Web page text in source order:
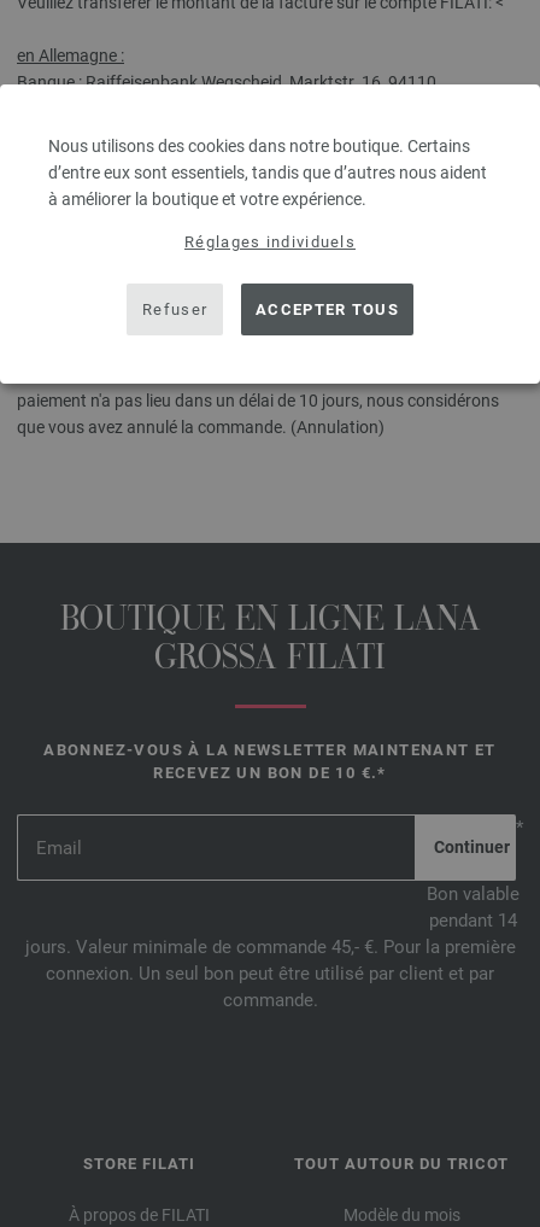
Nous utilisons des cookies dans notre boutique. Certains
d’entre eux sont essentiels, tandis que d’autres nous aident
à améliorer la boutique et votre expérience.
Réglages individuels
Refuser ACCEPTER TOUS
en Allemagne :
Banque : Raiffeisenbank Wegscheid, Marktstr. 16, 94110
IBAN : DE59 7406 4593 0000 0636 30
BIC: GENODEF1WSD
Banque : Raiffeisenbank Region Neufelden, Markt 17, 4113 St.
BIC: RZOOAT2L300
paiement n'a pas lieu dans un délai de 10 jours, nous considérons
que vous avez annulé la commande. (Annulation)
BOUTIQUE EN LIGNE LANA
GROSSA FILATI
ABONNEZ-VOUS À LA NEWSLETTER MAINTENANT ET
RECEVEZ UN BON DE 10 €.*
*
Bon valable
pendant 14
jours. Valeur minimale de commande 45,- €. Pour la première
connexion. Un seul bon peut être utilisé par client et par
commande.
STORE FILATI
À propos de FILATI
TOUT AUTOUR DU TRICOT
Modèle du mois